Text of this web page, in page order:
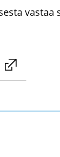
vas­taa